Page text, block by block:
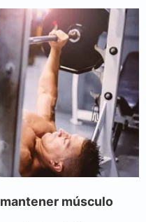
músculo